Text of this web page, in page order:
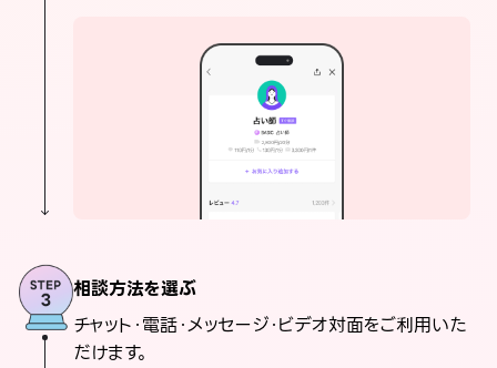
相談方法を選ぶ
チャット・電話・メッセージ・ビデオ対面をご利用いた
だけます。